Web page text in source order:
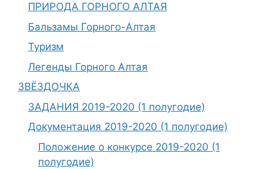
ПРИРОДА ГОРНОГО АЛТАЯ
Бальзамы Горного-Алтая
Туризм
Легенды Горного Алтая
ЗВЁЗДОЧКА
ЗАДАНИЯ 2019-2020 (1 полугодие)
Документация 2019-2020 (1 полугодие)
Положение о конкурсе 2019-2020 (1
полугодие)